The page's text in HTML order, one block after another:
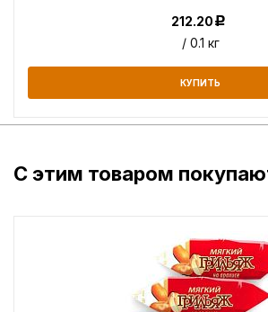
212.20Р
/ 0.1 кг
КУПИТЬ
С этим товаром